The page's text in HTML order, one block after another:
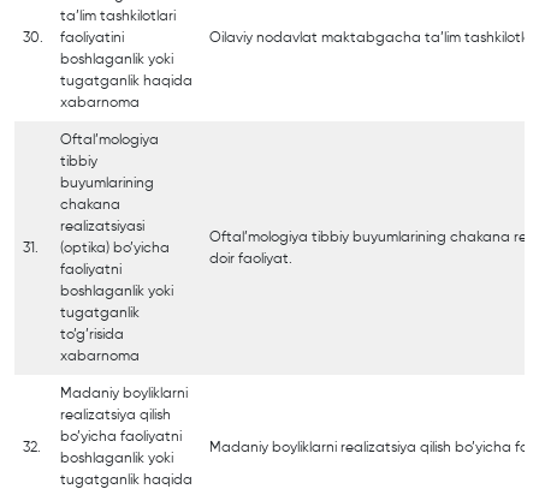
30.
ta’lim tashkilotlari
faoliyatini
boshlaganlik yoki
tugatganlik haqida
xabarnoma
Oilaviy nodavlat maktabgacha ta’lim
31.
Oftal’mologiya
tibbiy
buyumlarining
chakana
realizatsiyasi
(optika) bo’yicha
faoliyatni
boshlaganlik yoki
tugatganlik
to’g’risida
xabarnoma
Oftal’mologiya tibbiy buyumlarining chakana
doir faoliyat.
32.
Madaniy boyliklarni
realizatsiya qilish
bo’yicha faoliyatni
boshlaganlik yoki
tugatganlik haqida
Madaniy boyliklarni realizatsiya qilish bo’yicha